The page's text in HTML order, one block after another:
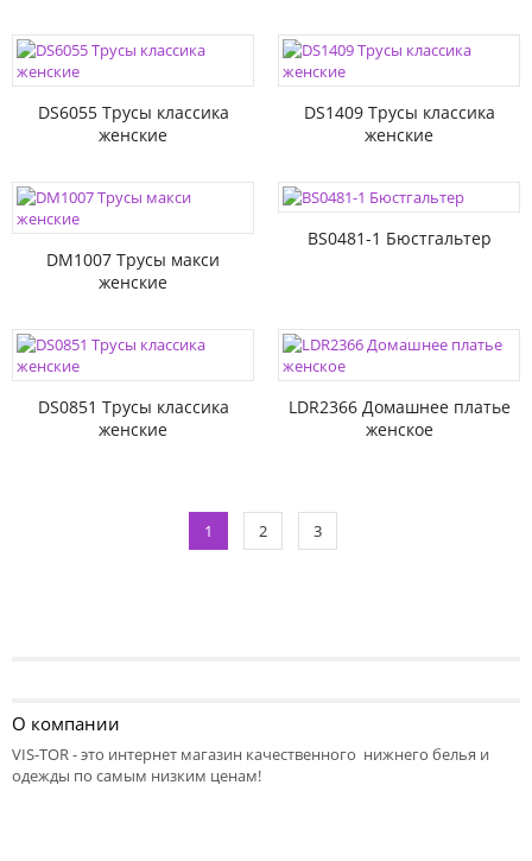
DS6055 Трусы классика
женские
DS1409 Трусы классика
женские
DM1007 Трусы макси
женские
BS0481-1 Бюстгальтер
DS0851 Трусы классика
женские
LDR2366 Домашнее платье
женское
1 2 3
О компании
VIS-TOR - это интернет магазин качественного нижнего белья и
одежды по самым низким ценам!